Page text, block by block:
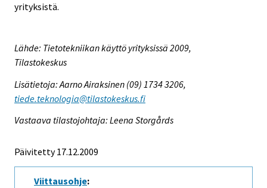
yrityksistä.
Lähde: Tietotekniikan käyttö yrityksissä 2009,
Tilastokeskus
Lisätietoja: Aarno Airaksinen (09) 1734 3206,
tiede.teknologia@tilastokeskus.fi
Vastaava tilastojohtaja: Leena Storgårds
Päivitetty 17.12.2009
Viittausohje: